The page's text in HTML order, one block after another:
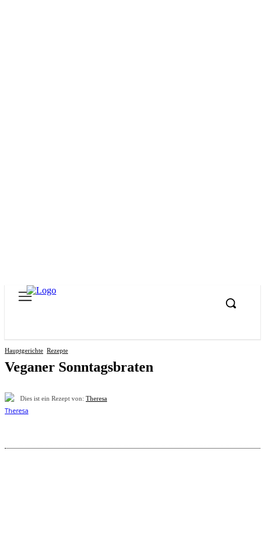
Hauptgerichte Rezepte
Veganer Sonntagsbraten
Dies ist ein Rezept von: Theresa